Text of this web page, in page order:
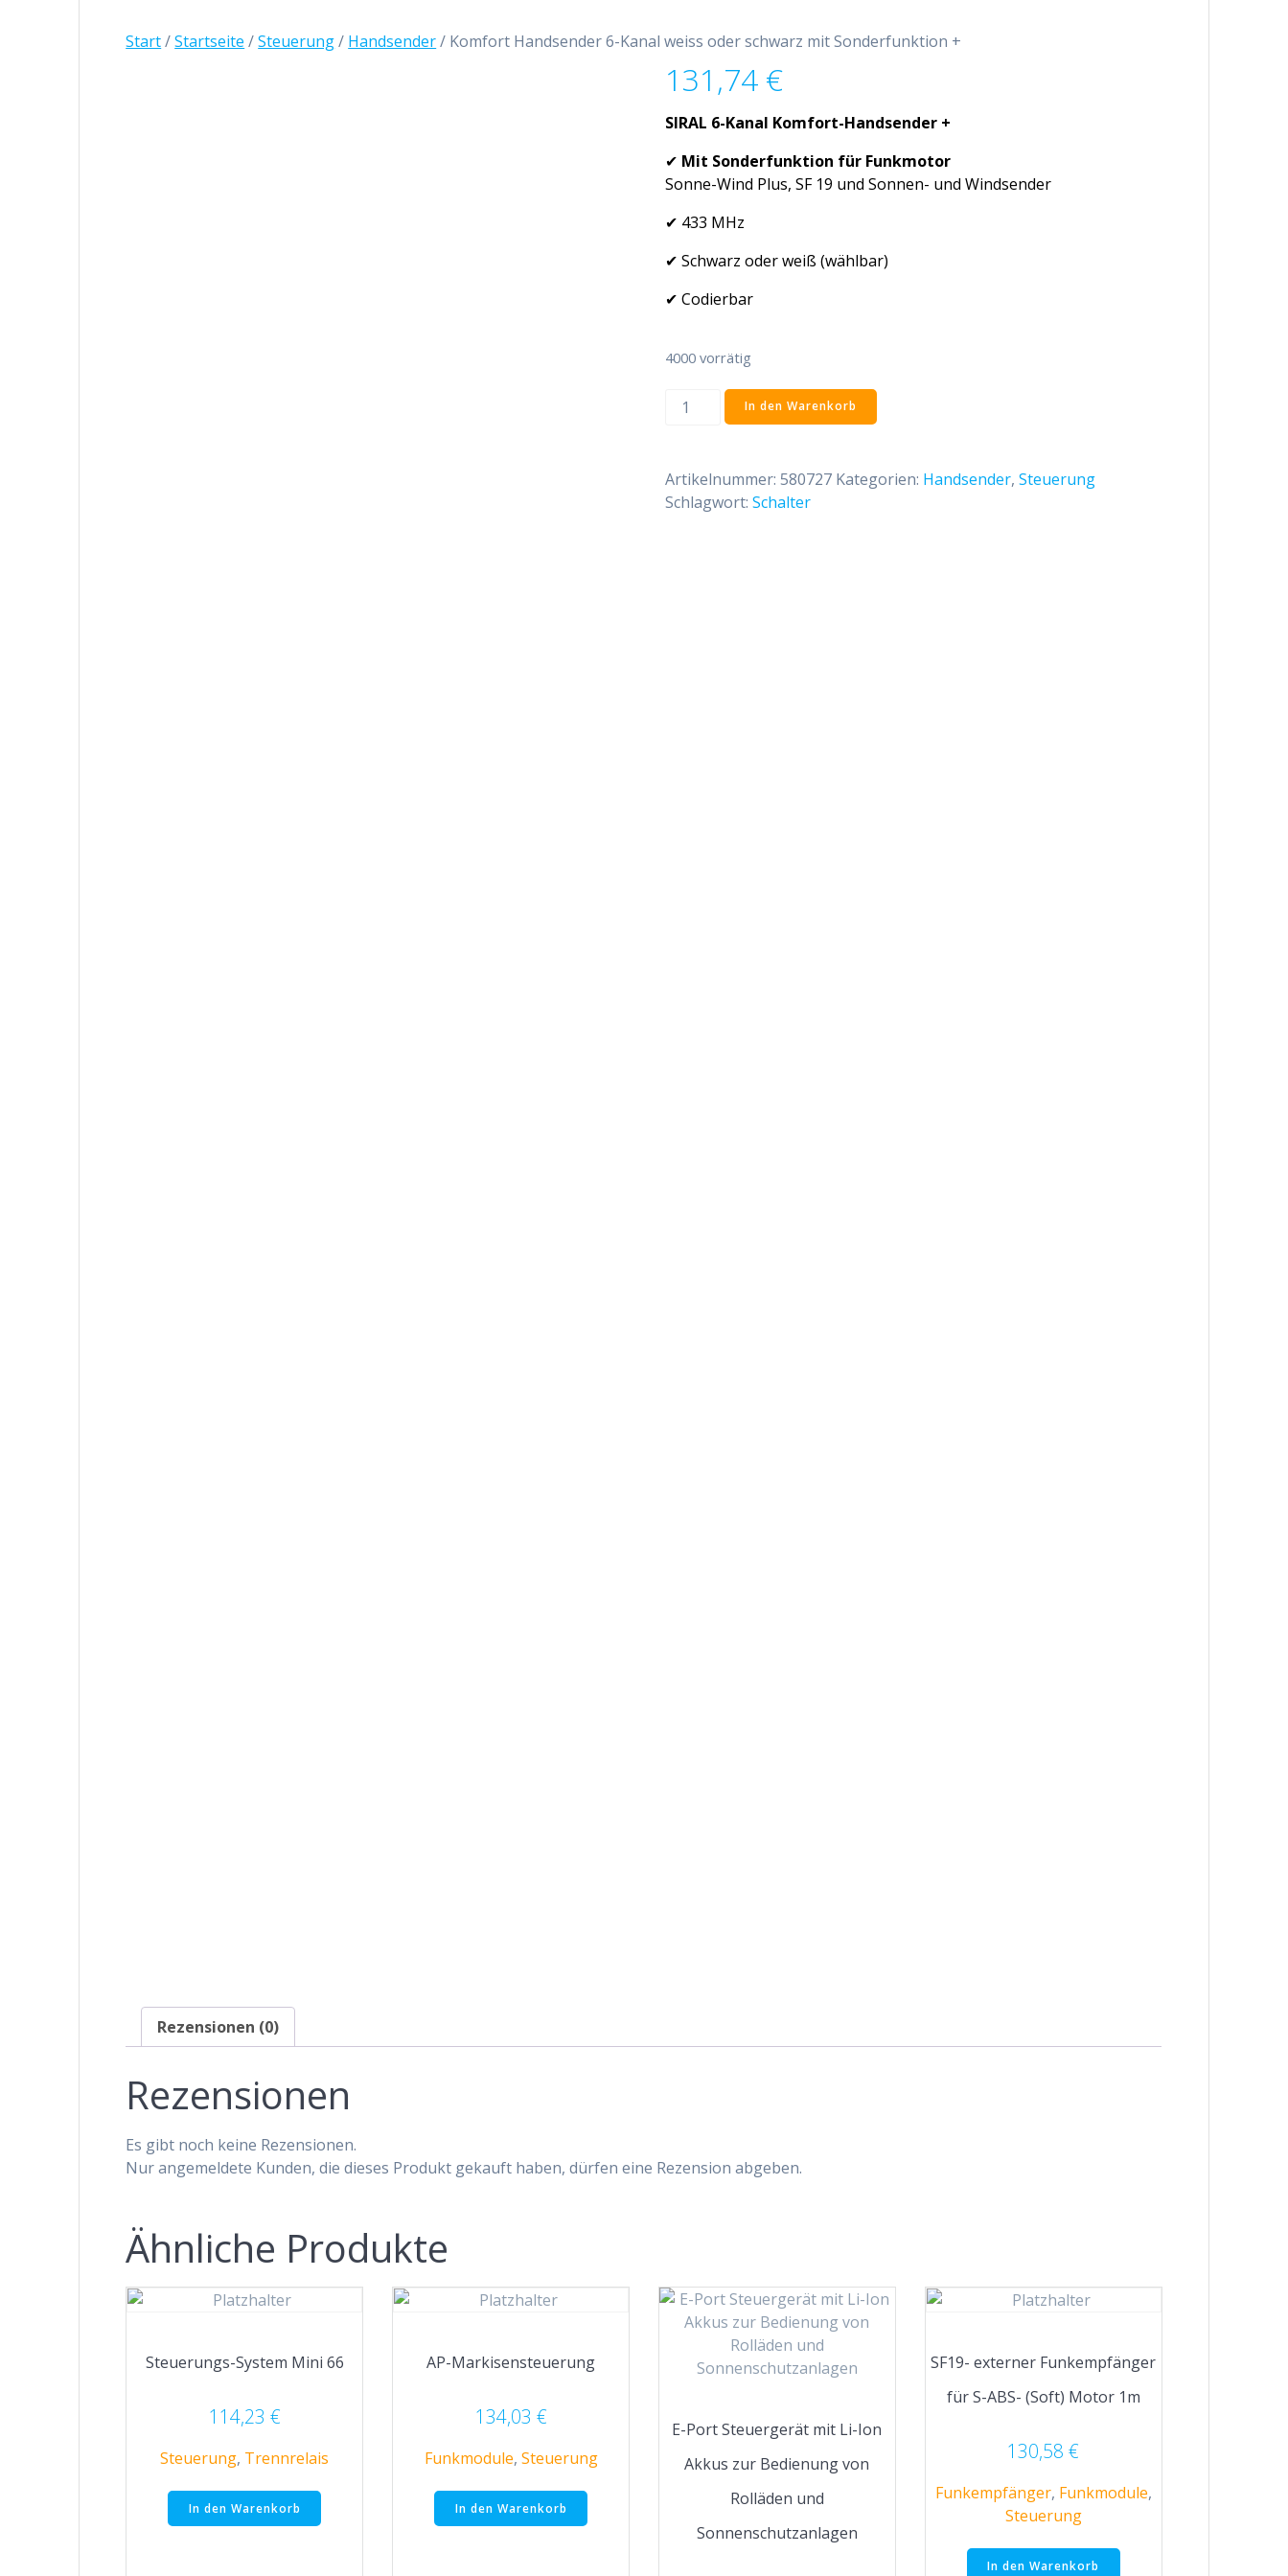
Start/Startseite /Steuerung/ Handsender/ Komfort Handsender 6-Kanal weiss oder schwarz mit Sonderfunktion +
131,74 €
SIRAL 6-Kanal Komfort-Handsender +
✔ Mit Sonderfunktion für Funkmotor
Sonne-Wind Plus, SF 19 und Sonnen- und Windsender
✔ 433 MHz
✔ Schwarz oder weiß (wählbar)
✔ Codierbar
4000 vorrätig
Komfort
Handsender
weiss
oder
In den Warenkorb
Artikelnummer: 580727 Kategorien: Handsender, Steuerung
Schlagwort: Schalter
Rezensionen (0)
Rezensionen
Es gibt noch keine Rezensionen.
Nur angemeldete Kunden, die dieses Produkt gekauft haben, dürfen eine Rezension abgeben.
Ähnliche Produkte
Steuerungs-System Mini 66
114,23 €
Steuerung, Trennrelais
In den Warenkorb
AP-Markisensteuerung
134,03 €
Funkmodule, Steuerung
In den Warenkorb
E-Port Steuergerät mit Li-Ion
Akkus zur Bedienung von
Rolläden und
Sonnenschutzanlagen
SF19- externer Funkempfänger
für S-ABS- (Soft) Motor 1m
130,58€
Funkempfänger, Funkmodule,
Steuerung
In den Warenkorb